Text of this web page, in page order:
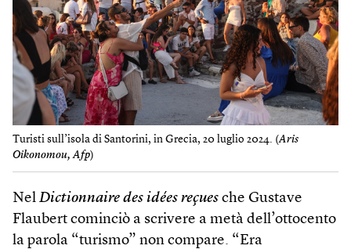
Turisti sull’isola di Santorini, in Grecia, 20 luglio 2024. (Aris
Oikonomou, Afp)
Nel Dictionnaire des idées reçues che Gustave
Flaubert cominciò a scrivere a metà dell’ottocento
la parola “turismo” non compare. “Era